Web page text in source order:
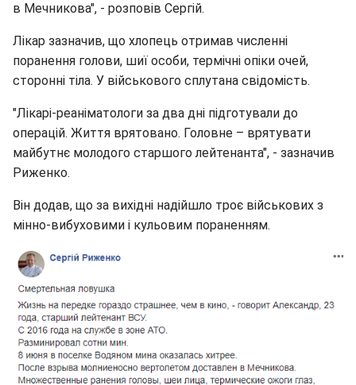
в Мечникова", - розповів Сергій.
Лікар зазначив, що хлопець отримав численні
поранення голови, шиї особи, термічні опіки очей,
сторонні тіла. У військового сплутана свідомість.
"Лікарі-реаніматологи за два дні підготували до
операцій. Життя врятовано. Головне – врятувати
майбутнє молодого старшого лейтенанта", - зазначив
Риженко.
Він додав, що за вихідні надійшло троє військових з
мінно-вибуховими і кульовим пораненням.